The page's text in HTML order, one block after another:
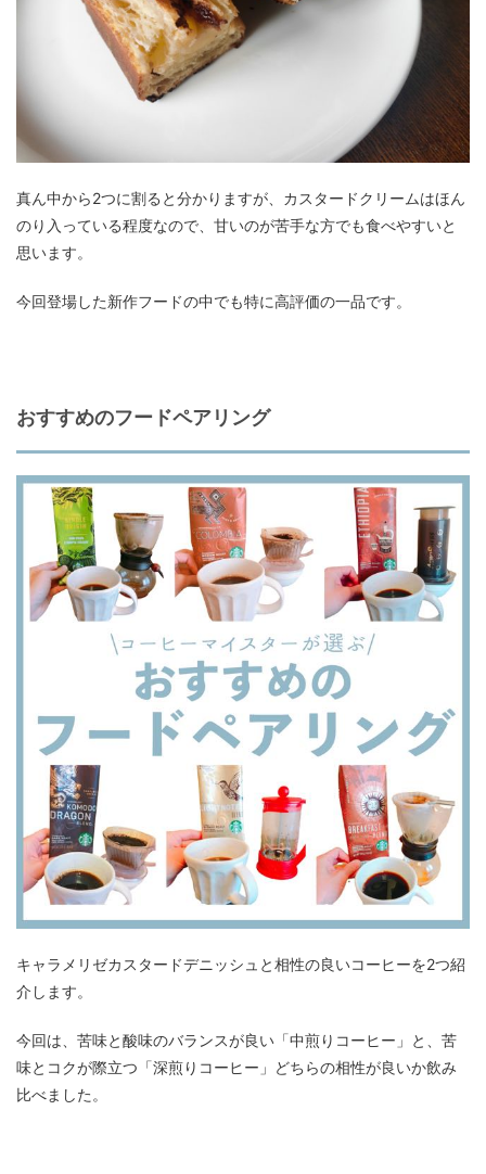
真ん中から2つに割ると分かりますが、カスタードクリームはほん
のり入っている程度なので、甘いのが苦手な方でも食べやすいと
思います。
今回登場した新作フードの中でも特に高評価の一品です。
おすすめのフードペアリング
キャラメリゼカスタードデニッシュと相性の良いコーヒーを2つ紹
介します。
今回は、苦味と酸味のバランスが良い「中煎りコーヒー」と、苦
味とコクが際立つ「深煎りコーヒー」どちらの相性が良いか飲み
比べました。